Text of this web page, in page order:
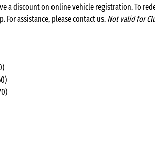
a discount on online vehicle registration. To
For assistance, please contact us. Not valid for